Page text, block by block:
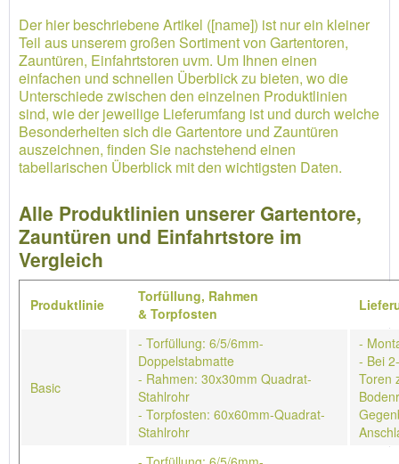
Der hier beschriebene Artikel ([name]) ist nur ein kleiner
Teil aus unserem großen Sortiment von Gartentoren,
Zauntüren, Einfahrtstoren uvm. Um Ihnen einen
einfachen und schnellen Überblick zu bieten, wo die
Unterschiede zwischen den einzelnen Produktlinien
sind, wie der jeweilige Lieferumfang ist und durch welche
Besonderheiten sich die Gartentore und Zauntüren
auszeichnen, finden Sie nachstehend einen
tabellarischen Überblick mit den wichtigsten Daten.
Alle Produktlinien unserer Gartentore,
Zauntüren und Einfahrtstore im
Vergleich
Produktlinie Torfüllung, Rahmen
& Torpfosten
Basic
- Torfüllung: 6/5/6mm-
Doppelstabmatte
- Rahmen: 30x30mm Quadrat-
Stahlrohr
- Torpfosten: 60x60mm-Quadrat-
Stahlrohr
-
- Bei
Toren